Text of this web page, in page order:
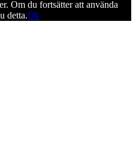
Om du fortsätter att använda
detta.Ok